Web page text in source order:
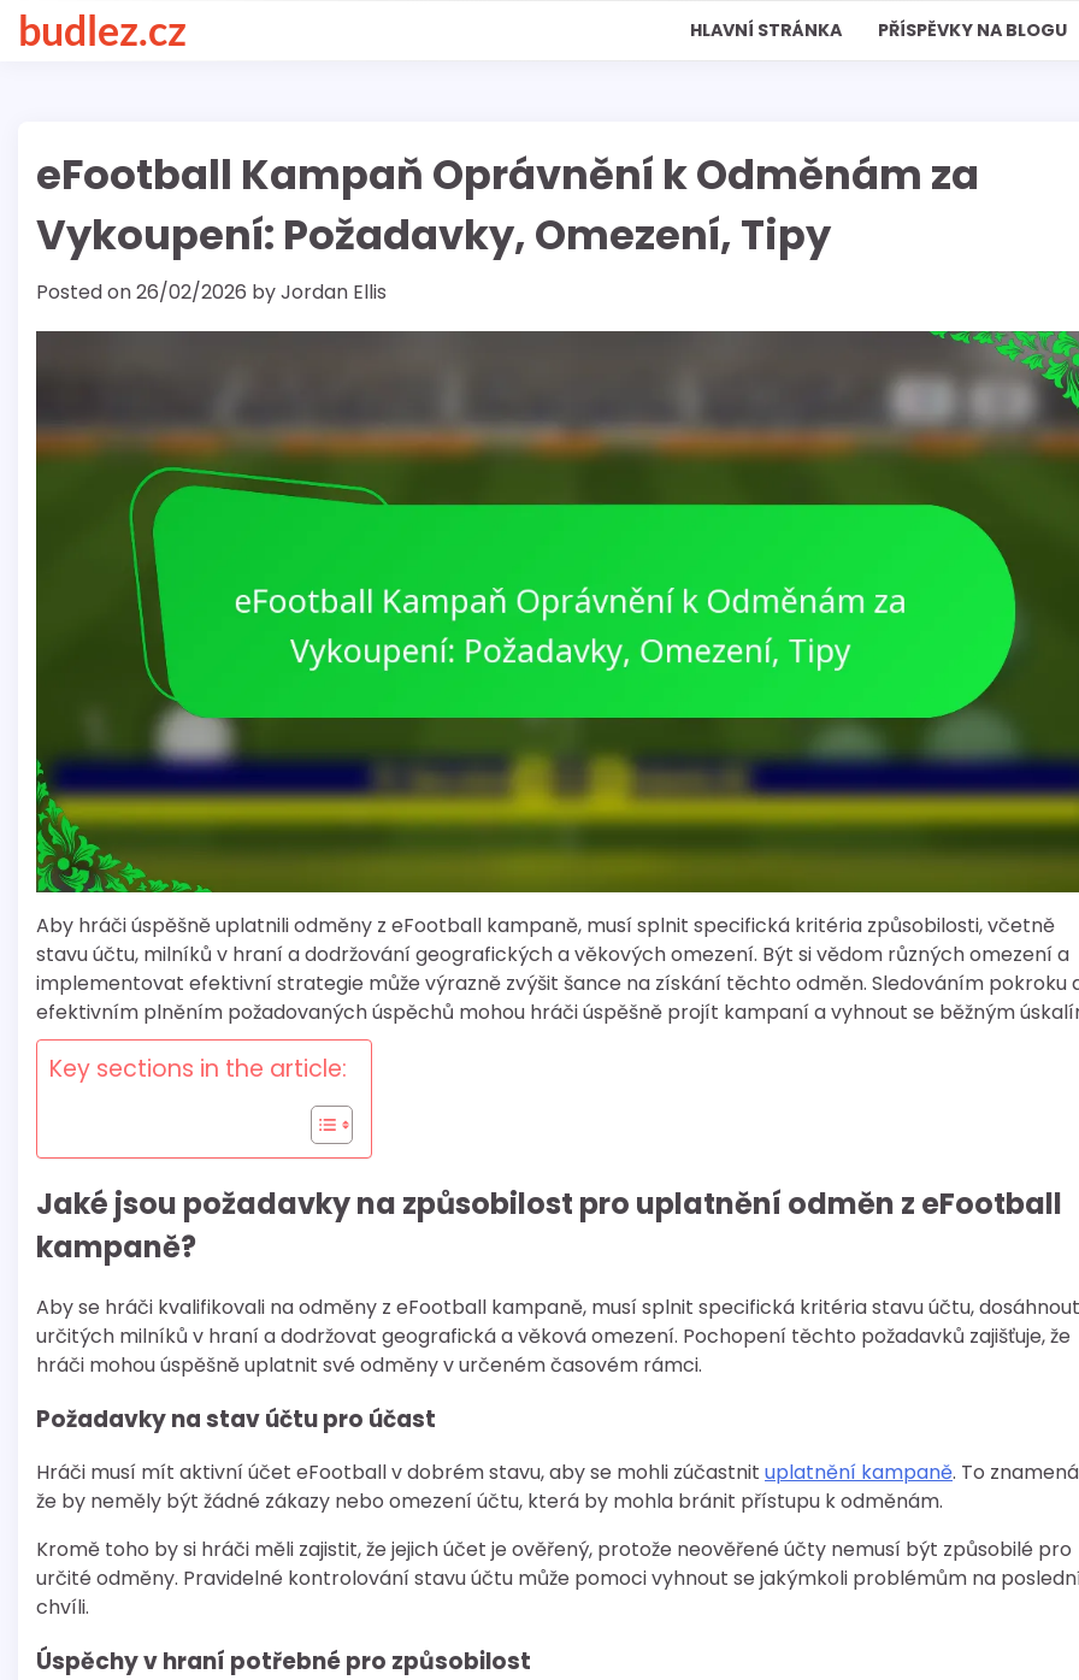
Skipbudlez.cz HLAVNÍ STRÁNKA PŘÍSPĚVKY NA BLOGU
eFootball Kampaň Oprávnění k Odměnám za
Vykoupení: Požadavky, Omezení, Tipy
Posted on26/02/2026 byJordan Ellis
Aby hráči úspěšně uplatnili odměny z eFootball kampaně, musí splnit specifická kritéria způsobilosti, včetně
stavu účtu, milníků v hraní a dodržování geografických a věkových omezení. Být si vědom různých omezení a
implementovat efektivní strategie může výrazně zvýšit šance na získání těchto odměn. Sledováním pokroku
efektivním plněním požadovaných úspěchů mohou hráči úspěšně projít kampaní a vyhnout se běžným
Key sections in the article:
Jaké jsou požadavky na způsobilost pro uplatnění odměn z eFootball
kampaně?
Aby se hráči kvalifikovali na odměny z eFootball kampaně, musí splnit specifická kritéria stavu účtu, dosáhnout
určitých milníků v hraní a dodržovat geografická a věková omezení. Pochopení těchto požadavků zajišťuje, že
hráči mohou úspěšně uplatnit své odměny v určeném časovém rámci.
Požadavky na stav účtu pro účast
Hráči musí mít aktivní účet eFootball v dobrém stavu, aby se mohli zúčastnit uplatnění kampaně. To
že by neměly být žádné zákazy nebo omezení účtu, která by mohla bránit přístupu k odměnám.
Kromě toho by si hráči měli zajistit, že jejich účet je ověřený, protože neověřené účty nemusí být způsobilé pro
určité odměny. Pravidelné kontrolování stavu účtu může pomoci vyhnout se jakýmkoli problémům na
chvíli.
Úspěchy v hraní potřebné pro způsobilost